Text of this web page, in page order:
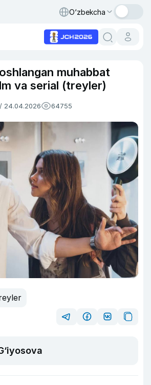
O‘zbekcha
muhabbat
va serial (treyler)
/ 24.04.2026 64755